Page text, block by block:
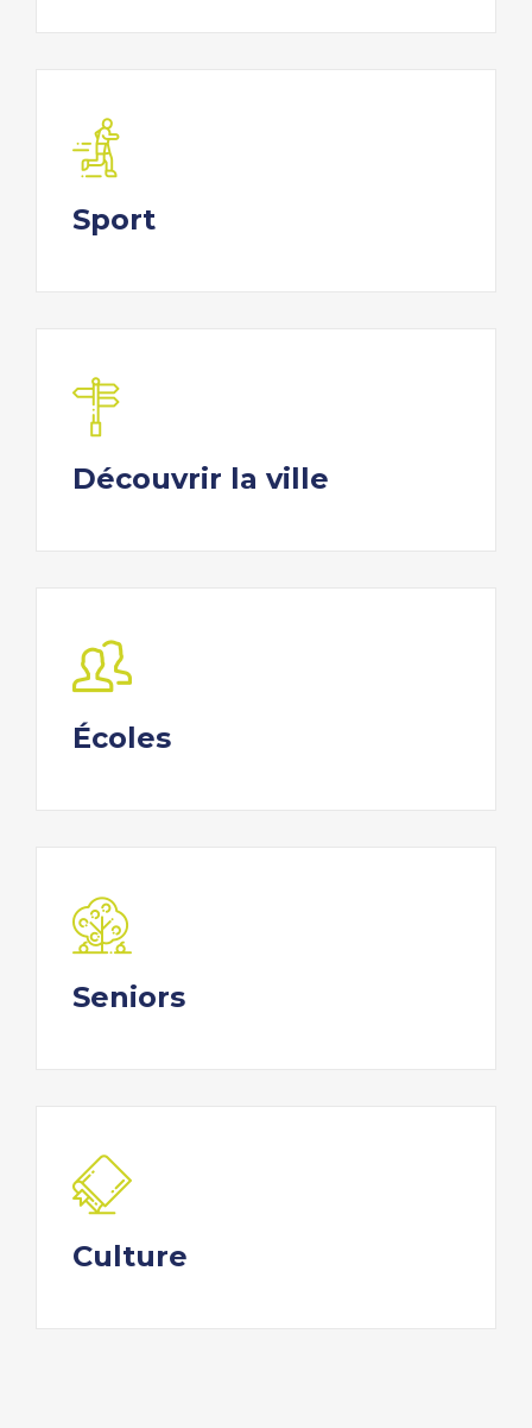
Sport
Découvrir la ville
Écoles
Seniors
Culture